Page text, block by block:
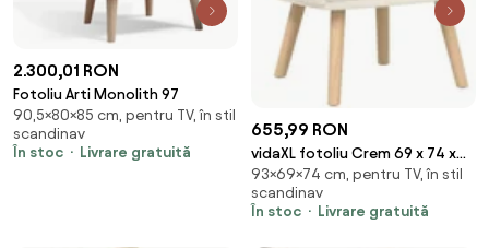
2.300,01 RON
Fotoliu Arti Monolith 97
90,5×80×85 cm, pentru TV, în stil
scandinav
În stoc
Livrare gratuită
655,99 RON
vidaXL fotoliu Crem 69 x 74 x
93 cm Țesătura Sherpa
93×69×74 cm, pentru TV, în stil
scandinav
În stoc
Livrare gratuită